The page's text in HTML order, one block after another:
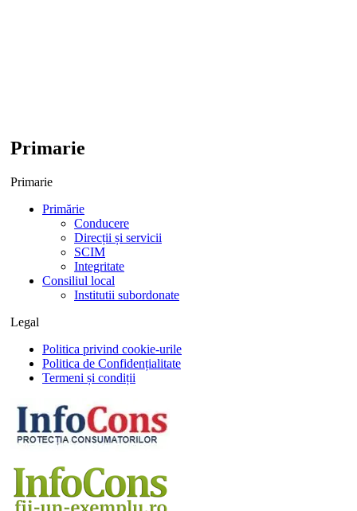
Primarie
Primarie
Primărie
Conducere
Direcții și servicii
SCIM
Integritate
Consiliul local
Institutii subordonate
Legal
Politica privind cookie-urile
Politica de Confidențialitate
Termeni și condiții